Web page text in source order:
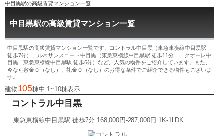
中目黒駅の高級賃貸マンション一覧
中目黒駅の高級賃貸マンション一覧
中目黒駅の高級賃貸マンション一覧です。コントラル中目黒（東急東横線中目黒駅
徒歩7分）、ルネサンスコート中目黒（東急東横線中目黒駅 徒歩11分）、クオーレ中
目黒（東急東横線中目黒駅 徒歩6分）など、人気の物件をご紹介しています。また、
今なら敷金０（なし）、礼金０（なし）のお得な条件でご紹介できる物件もございま
す。
建物105棟中 1~10棟表示
コントラル中目黒
東急東横線中目黒駅 徒歩7分 168,000円-287,000円 1K-1LDK